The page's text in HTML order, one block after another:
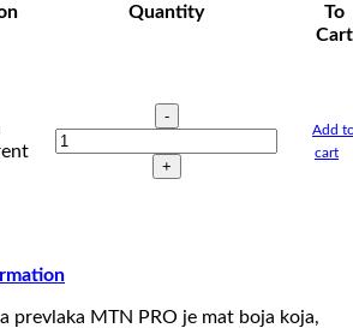
Quantity
To
Cart
MTN
PRO
Multi
Purpose
Add
cart
prevlaka MTN PRO je mat boja koja,